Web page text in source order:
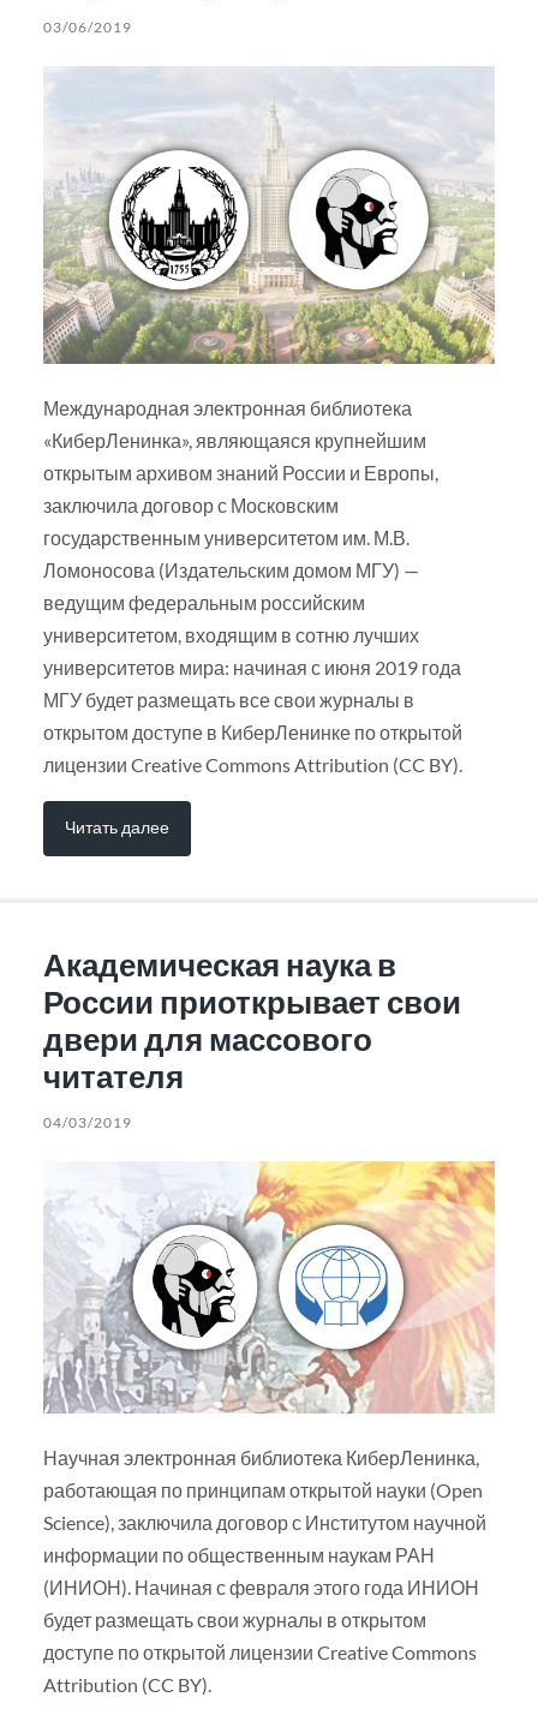
03/06/2019
Международная электронная библиотека
«КиберЛенинка», являющаяся крупнейшим
открытым архивом знаний России и Европы,
заключила договор с Московским
государственным университетом им. М.В.
Ломоносова (Издательским домом МГУ) —
ведущим федеральным российским
университетом, входящим в сотню лучших
университетов мира: начиная с июня 2019 года
МГУ будет размещать все свои журналы в
открытом доступе в КиберЛенинке по открытой
лицензии Creative Commons Attribution (CC BY).
Читать далее
Академическая наука в
России приоткрывает свои
двери для массового
читателя
04/03/2019
Научная электронная библиотека КиберЛенинка,
работающая по принципам открытой науки (Open
Science), заключила договор с Институтом научной
информации по общественным наукам РАН
(ИНИОН). Начиная с февраля этого года ИНИОН
будет размещать свои журналы в открытом
доступе по открытой лицензии Creative Commons
Attribution (CC BY).